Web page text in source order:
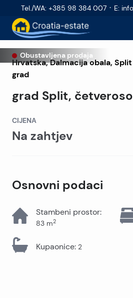
Tel./WA: +385 98 384 007 · E:
Obustavljena prodaja
Hrvatska,Dalmacija obala, Split
grad
grad Split,
CIJENA
Na zahtjev
Osnovni podaci
Stambeni prostor:
83 m2
Kupaonice: 2